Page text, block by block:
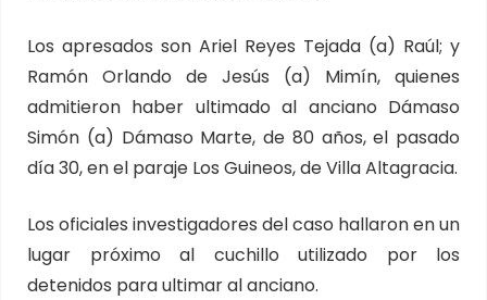
Los apresados son Ariel Reyes Tejada (a) Raúl; y
Ramón Orlando de Jesús (a) Mimín, quienes
admitieron haber ultimado al anciano Dámaso
Simón (a) Dámaso Marte, de 80 años, el pasado
día 30, en el paraje Los Guineos, de Villa Altagracia.
Los oficiales investigadores del caso hallaron en un
lugar próximo al cuchillo utilizado por los
detenidos para ultimar al anciano.